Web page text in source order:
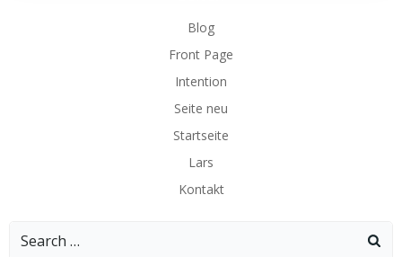
Blog
Front Page
Intention
Seite neu
Startseite
Lars
Kontakt
Search